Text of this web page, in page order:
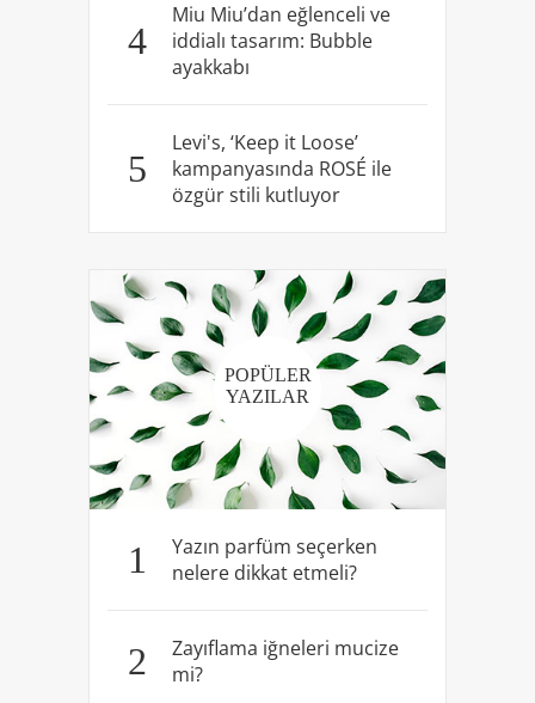
4
Miu Miu’dan eğlenceli ve
iddialı tasarım: Bubble
ayakkabı
5
Levi's, ‘Keep it Loose’
kampanyasında ROSÉ ile
özgür stili kutluyor
POPÜLER
YAZILAR
1
Yazın parfüm seçerken
nelere dikkat etmeli?
2
Zayıflama iğneleri mucize
mi?